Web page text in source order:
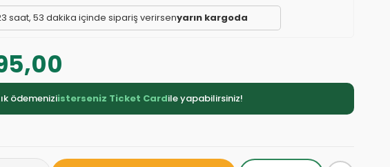
saat, 53 dakika içinde sipariş verirsenyarın kargoda
ödemeniziisterseniz Ticket Cardile yapabilirsiniz!